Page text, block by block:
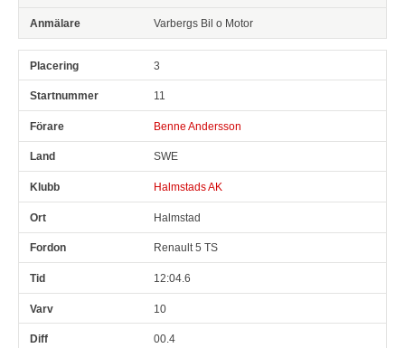
Varbergs Bil o Motor
3
11
Benne Andersson
SWE
Halmstads AK
Halmstad
Renault 5 TS
12:04.6
10
00.4